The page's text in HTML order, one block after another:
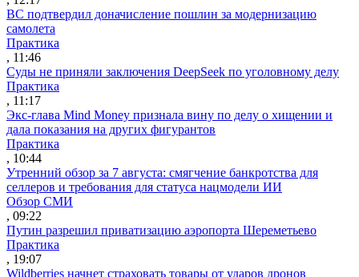
ВС подтвердил доначисление пошлин за модернизацию
самолета
Практика
, 11:46
Суды не приняли заключения DeepSeek по уголовному делу
Практика
, 11:17
Экс-глава Mind Money признала вину по делу о хищении и
дала показания на других фигурантов
Практика
, 10:44
Утренний обзор за 7 августа: смягчение банкротства для
селлеров и требования для статуса нацмодели ИИ
Обзор СМИ
, 09:22
Путин разрешил приватизацию аэропорта Шереметьево
Практика
, 19:07
Wildberries начнет страховать товары от ударов дронов